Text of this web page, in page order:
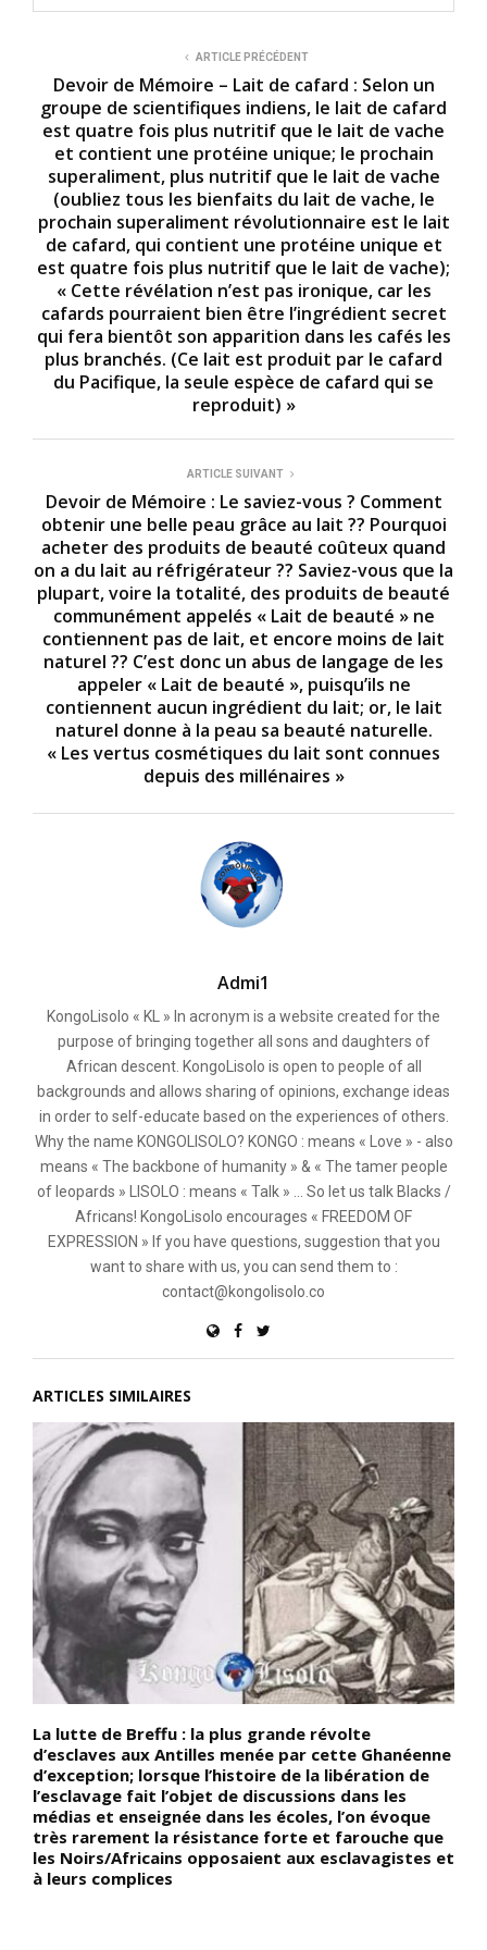
ARTICLE PRÉCÉDENT
Devoir de Mémoire – Lait de cafard : Selon un
groupe de scientifiques indiens, le lait de cafard
est quatre fois plus nutritif que le lait de vache
et contient une protéine unique; le prochain
superaliment, plus nutritif que le lait de vache
(oubliez tous les bienfaits du lait de vache, le
prochain superaliment révolutionnaire est le lait
de cafard, qui contient une protéine unique et
est quatre fois plus nutritif que le lait de vache);
« Cette révélation n’est pas ironique, car les
cafards pourraient bien être l’ingrédient secret
qui fera bientôt son apparition dans les cafés les
plus branchés. (Ce lait est produit par le cafard
du Pacifique, la seule espèce de cafard qui se
reproduit) »
ARTICLE SUIVANT
Devoir de Mémoire : Le saviez-vous ? Comment
obtenir une belle peau grâce au lait ?? Pourquoi
acheter des produits de beauté coûteux quand
on a du lait au réfrigérateur ?? Saviez-vous que la
plupart, voire la totalité, des produits de beauté
communément appelés « Lait de beauté » ne
contiennent pas de lait, et encore moins de lait
naturel ?? C’est donc un abus de langage de les
appeler « Lait de beauté », puisqu’ils ne
contiennent aucun ingrédient du lait; or, le lait
naturel donne à la peau sa beauté naturelle.
« Les vertus cosmétiques du lait sont connues
depuis des millénaires »
Admi1
KongoLisolo « KL » In acronym is a website created for the
purpose of bringing together all sons and daughters of
African descent. KongoLisolo is open to people of all
backgrounds and allows sharing of opinions, exchange ideas
in order to self-educate based on the experiences of others.
Why the name KONGOLISOLO? KONGO : means « Love » - also
means « The backbone of humanity » & « The tamer people
of leopards » LISOLO : means « Talk » ... So let us talk Blacks /
Africans! KongoLisolo encourages « FREEDOM OF
EXPRESSION » If you have questions, suggestion that you
want to share with us, you can send them to :
contact@kongolisolo.co
ARTICLES SIMILAIRES
La lutte de Breffu : la plus grande révolte
d’esclaves aux Antilles menée par cette Ghanéenne
d’exception; lorsque l’histoire de la libération de
l’esclavage fait l’objet de discussions dans les
médias et enseignée dans les écoles, l’on évoque
très rarement la résistance forte et farouche que
les Noirs/Africains opposaient aux esclavagistes et
à leurs complices